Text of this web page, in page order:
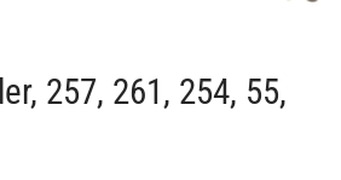
257, 261, 254, 55,